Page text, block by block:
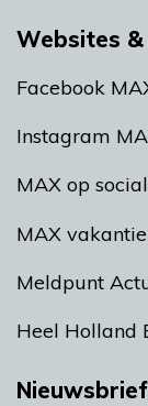
Websites &
Facebook
Instagram
MAX op
MAX
Meldpunt
Heel Holland
Nieuwsbrief